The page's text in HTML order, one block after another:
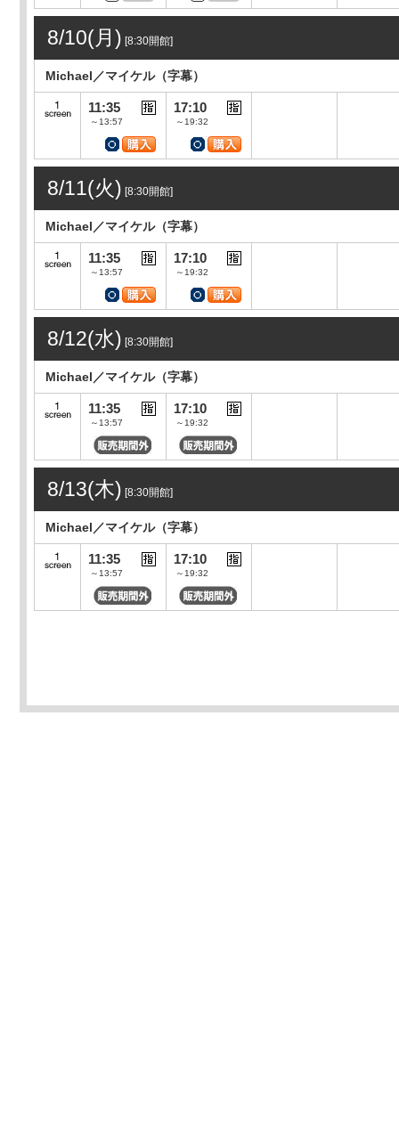
8/10(月) [8:30開館]
Michael／マイケル（字幕）
11:35
～13:57
17:10
～19:32
8/11(火) [8:30開館]
Michael／マイケル（字幕）
11:35
～13:57
17:10
～19:32
8/12(水) [8:30開館]
Michael／マイケル（字幕）
11:35
～13:57
17:10
～19:32
8/13(木) [8:30開館]
Michael／マイケル（字幕）
11:35
～13:57
17:10
～19:32